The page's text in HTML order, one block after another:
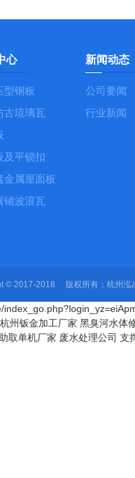
心
型钢板
古琉璃瓦
及平锁扣
金属屋面板
铺波浪瓦
新闻动态
公司要闻
行业新闻
© 2017-2018 版权所有：杭州泓
杭州钣金加工厂家 黑臭河水体
取单机厂家 废水处理公司 支